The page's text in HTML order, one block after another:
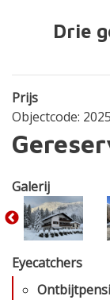
Drie
Prijs
Objectcode:
Galerij
Eyecatchers